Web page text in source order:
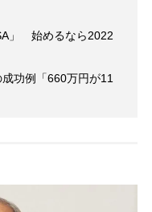
」 始めるなら2022
功例「660万円が11